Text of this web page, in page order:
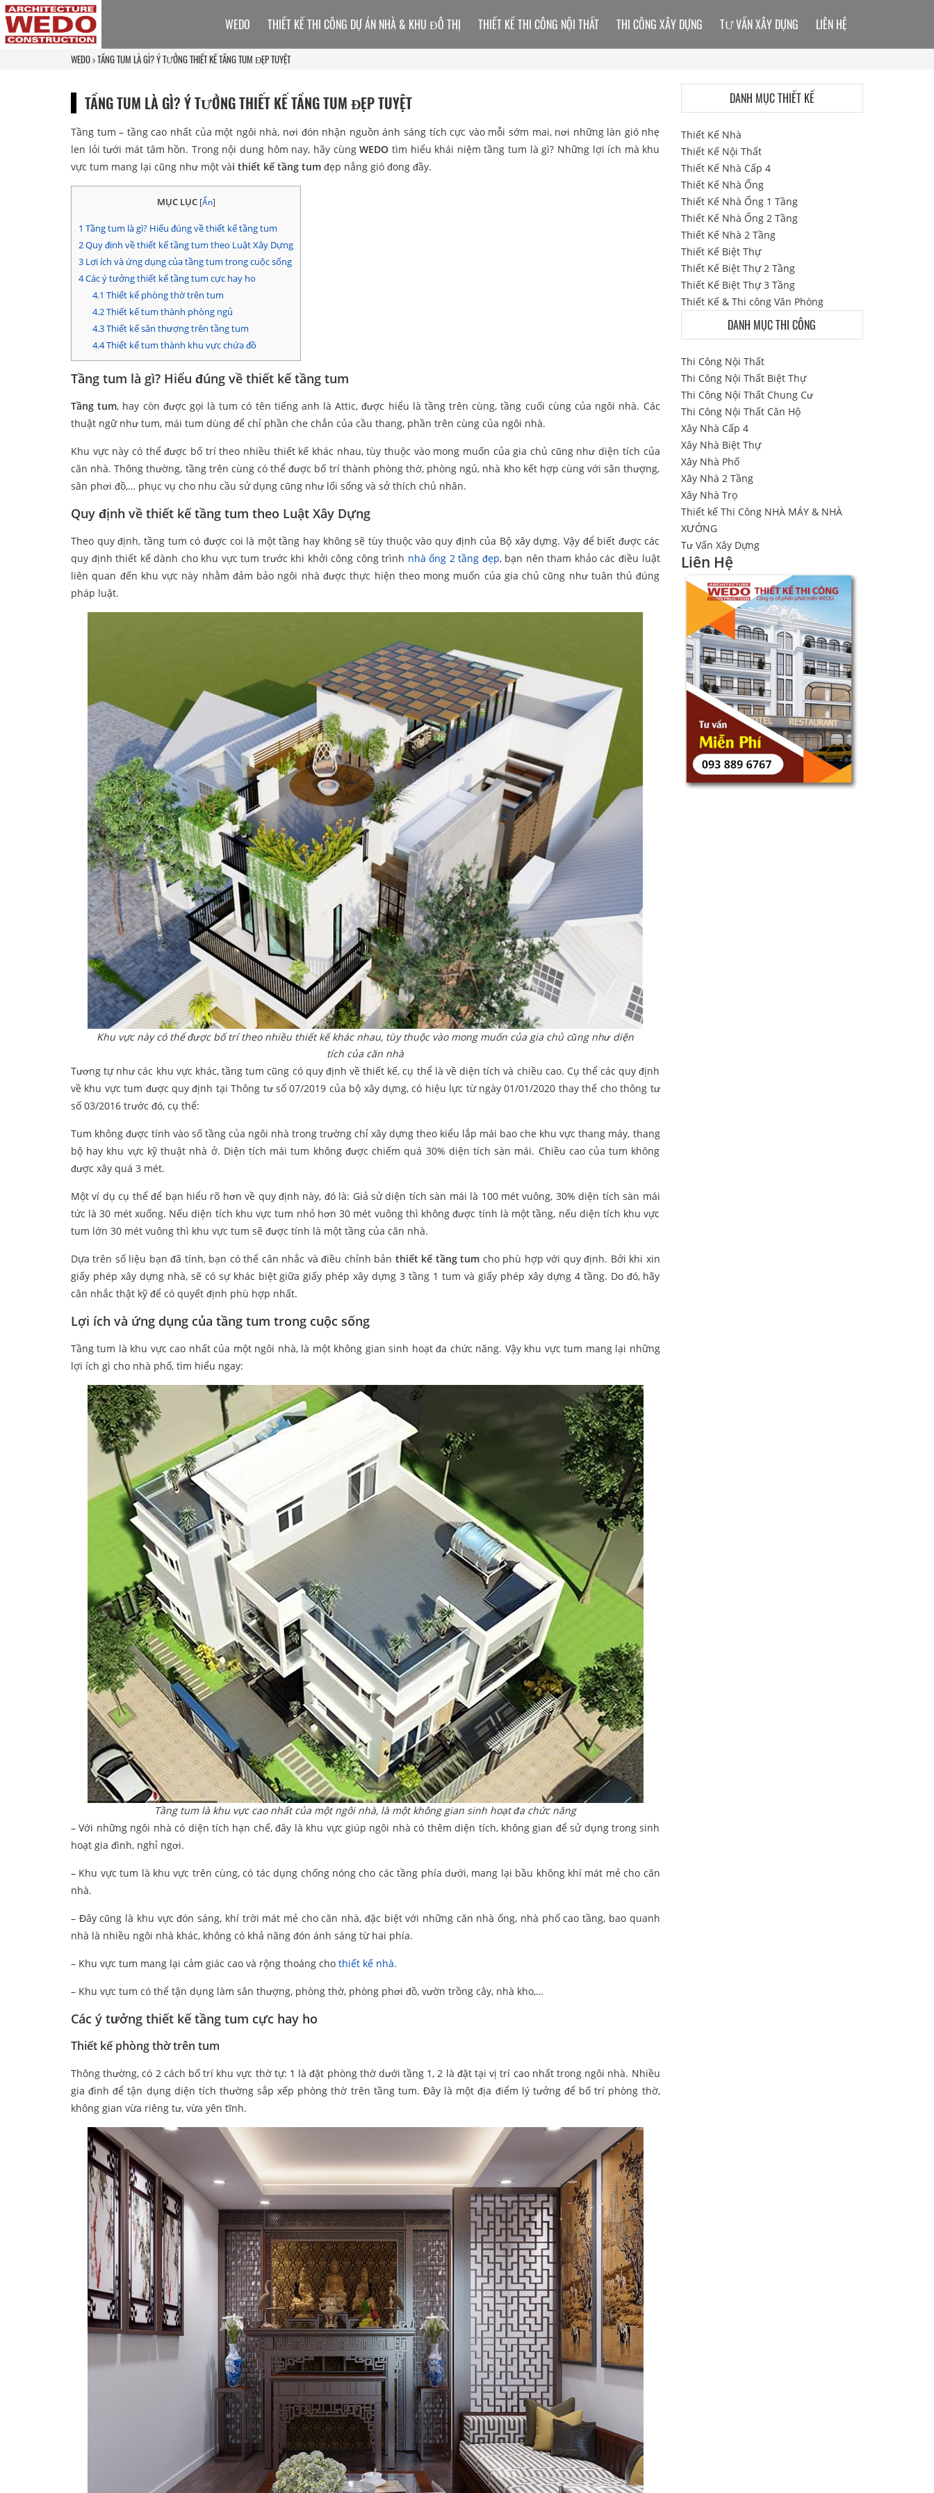
WEDO TẦNG TUM LÀ GÌ? Ý TƯỞNG THIẾT KẾ TẦNG TUM ĐẸP TUYỆT
TẦNG TUM LÀ GÌ? Ý TƯỞNG THIẾT KẾ TẦNG TUM ĐẸP TUYỆT
Tầng tum – tầng cao nhất của một ngôi nhà, nơi đón nhận nguồn ánh sáng tích cực vào mỗi sớm mai, nơi những làn gió nhẹ
len lỏi tưới mát tâm hồn. Trong nội dung hôm nay, hãy cùngWEDO tìm hiểu khái niệm tầng tum là gì? Những lợi ích mà khu
vực tum mang lại cũng như một vài thiết kế tầng tum đẹp nắng gió đong đầy.
MỤC LỤC [Ẩn]
1 Tầng tum là gì? Hiểu đúng về thiết kế tầng tum
2Quy định về thiết kế tầng tum theo Luật Xây Dựng
3 Lợi ích và ứng dụng của tầng tum trong cuộc sống
4Các ý tưởng thiết kế tầng tum cực hay ho
4.1 Thiết kế phòng thờ trên tum
4.2Thiết kế tum thành phòng ngủ
4.3Thiết kế sân thượng trên tầng tum
4.4Thiết kế tum thành khu vực chứa đồ
Tầng tum là gì? Hiểu đúng về thiết kế tầng tum
Tầng tum, hay còn được gọi là tum có tên tiếng anh là Attic, được hiểu là tầng trên cùng, tầng cuối cùng của ngôi nhà. Các
thuật ngữ như tum, mái tum dùng để chỉ phần che chắn của cầu thang, phần trên cùng của ngôi nhà.
Khu vực này có thể được bố trí theo nhiều thiết kế khác nhau, tùy thuộc vào mong muốn của gia chủ cũng như diện tích của
căn nhà. Thông thường, tầng trên cùng có thể được bố trí thành phòng thờ, phòng ngủ, nhà kho kết hợp cùng với sân thượng,
sân phơi đồ,… phục vụ cho nhu cầu sử dụng cũng như lối sống và sở thích chủ nhân.
Quy định về thiết kế tầng tum theo Luật Xây Dựng
Theo quy định, tầng tum có được coi là một tầng hay không sẽ tùy thuộc vào quy định của Bộ xây dựng. Vậy để biết được các
quy định thiết kế dành cho khu vực tum trước khi khởi công công trình nhà ống 2 tầng đẹp, bạn nên tham khảo các điều luật
liên quan đến khu vực này nhằm đảm bảo ngôi nhà được thực hiện theo mong muốn của gia chủ cũng như tuân thủ đúng
pháp luật.
Khu vực này có thể được bố trí theo nhiều thiết kế khác nhau, tùy thuộc vào mong muốn của gia chủ cũng như diện
tích của căn nhà
Tương tự như các khu vực khác, tầng tum cũng có quy định về thiết kế, cụ thể là về diện tích và chiều cao. Cụ thể các quy định
về khu vực tum được quy định tại Thông tư số 07/2019 của bộ xây dựng, có hiệu lực từ ngày 01/01/2020 thay thế cho thông tư
số 03/2016 trước đó, cụ thể:
Tum không được tính vào số tầng của ngôi nhà trong trường chỉ xây dựng theo kiểu lắp mái bao che khu vực thang máy, thang
bộ hay khu vực kỹ thuật nhà ở. Diện tích mái tum không được chiếm quá 30% diện tích sàn mái. Chiều cao của tum không
được xây quá 3 mét.
Một ví dụ cụ thể để bạn hiểu rõ hơn về quy định này, đó là: Giả sử diện tích sàn mái là 100 mét vuông, 30% diện tích sàn mái
tức là 30 mét xuống. Nếu diện tích khu vực tum nhỏ hơn 30 mét vuông thì không được tính là một tầng, nếu diện tích khu vực
tum lớn 30 mét vuông thì khu vực tum sẽ được tính là một tầng của căn nhà.
Dựa trên số liệu bạn đã tính, bạn có thể cân nhắc và điều chỉnh bản thiết kế tầng tum cho phù hợp với quy định. Bởi khi xin
giấy phép xây dựng nhà, sẽ có sự khác biệt giữa giấy phép xây dựng 3 tầng 1 tum và giấy phép xây dựng 4 tầng. Do đó, hãy
cân nhắc thật kỹ để có quyết định phù hợp nhất.
Lợi ích và ứng dụng của tầng tum trong cuộc sống
Tầng tum là khu vực cao nhất của một ngôi nhà, là một không gian sinh hoạt đa chức năng. Vậy khu vực tum mang lại những
lợi ích gì cho nhà phố, tìm hiểu ngay:
Tầng tum là khu vực cao nhất của một ngôi nhà, là một không gian sinh hoạt đa chức năng
– Với những ngôi nhà có diện tích hạn chế, đây là khu vực giúp ngôi nhà có thêm diện tích, không gian để sử dụng trong sinh
hoạt gia đình, nghỉ ngơi.
– Khu vực tum là khu vực trên cùng, có tác dụng chống nóng cho các tầng phía dưới, mang lại bầu không khí mát mẻ cho căn
nhà.
– Đây cũng là khu vực đón sáng, khí trời mát mẻ cho căn nhà, đặc biệt với những căn nhà ống, nhà phố cao tầng, bao quanh
nhà là nhiều ngôi nhà khác, không có khả năng đón ánh sáng từ hai phía.
– Khu vực tum mang lại cảm giác cao và rộng thoáng cho thiết kế nhà.
– Khu vực tum có thể tận dụng làm sân thượng, phòng thờ, phòng phơi đồ, vườn trồng cây, nhà kho,…
Các ý tưởng thiết kế tầng tum cực hay ho
Thiết kế phòng thờ trên tum
Thông thường, có 2 cách bố trí khu vực thờ tự: 1 là đặt phòng thờ dưới tầng 1, 2 là đặt tại vị trí cao nhất trong ngôi nhà. Nhiều
gia đình để tận dụng diện tích thường sắp xếp phòng thờ trên tầng tum. Đây là một địa điểm lý tưởng để bố trí phòng thờ,
không gian vừa riêng tư, vừa yên tĩnh.
WEDO THIẾT KẾ THI CÔNG DỰ ÁN NHÀ & KHU ĐÔ THỊ THIẾT KẾ THI CÔNG NỘI THẤT THI CÔNG XÂY DỰNG TƯ VẤN XÂY DỰNG LIÊN HỆ
DANH MỤC THIẾT KẾ
Thiết Kế Nhà
Thiết Kế Nội Thất
Thiết Kế Nhà Cấp 4
Thiết Kế Nhà Ống
Thiết Kế Nhà Ống 1 Tầng
Thiết Kế Nhà Ống 2 Tầng
Thiết Kế Nhà 2 Tầng
Thiết Kế Biệt Thự
Thiết Kế Biệt Thự 2 Tầng
Thiết Kế Biệt Thự 3 Tầng
Thiết Kế & Thi công Văn Phòng
DANH MỤC THI CÔNG
Thi Công Nội Thất
Thi Công Nội Thất Biệt Thự
Thi Công Nội Thất Chung Cư
Thi Công Nội Thất Căn Hộ
Xây Nhà Cấp 4
Xây Nhà Biệt Thự
Xây Nhà Phố
Xây Nhà 2 Tầng
Xây Nhà Trọ
Thiết kế Thi Công NHÀ MÁY & NHÀ
XƯỞNG
Tư Vấn Xây Dựng
Liên Hệ